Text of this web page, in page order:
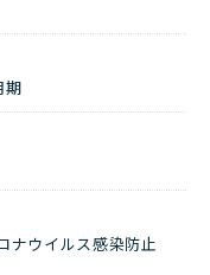
期
ナウイルス感染防止